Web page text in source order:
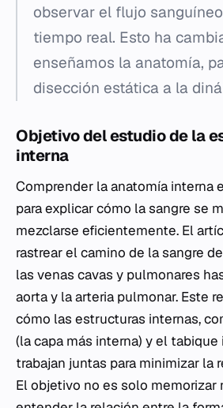
observar el flujo
tiempo real. Esto ha
enseñamos la anatomía,
disección estática a la
Objetivo del estudio de la
interna
Comprender la anatomía interna
para explicar cómo la sangre se
mezclarse eficientemente. El
rastrear el camino de la sangre
las venas cavas y pulmonares
aorta y la arteria pulmonar. Este
cómo las estructuras internas,
(la capa más interna) y el tabique
trabajan juntas para minimizar la
El objetivo no es solo memorizar